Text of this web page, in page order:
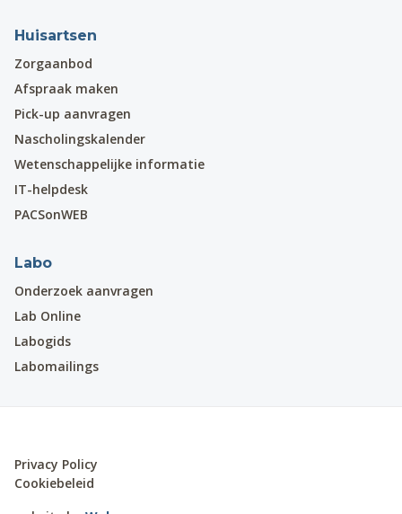
Huisartsen
Zorgaanbod
Afspraak maken
Pick-up aanvragen
Nascholingskalender
Wetenschappelijke informatie
IT-helpdesk
PACSonWEB
Labo
Onderzoek aanvragen
Lab Online
Labogids
Labomailings
Privacy Policy
Cookiebeleid